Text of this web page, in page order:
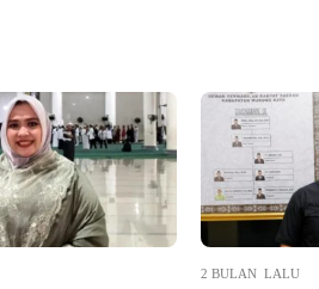
2 BULAN LALU